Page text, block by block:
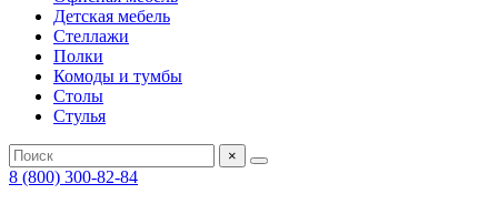
Детская мебель
Стеллажи
Полки
Комоды и тумбы
Столы
Стулья
×
8 (800) 300-82-84